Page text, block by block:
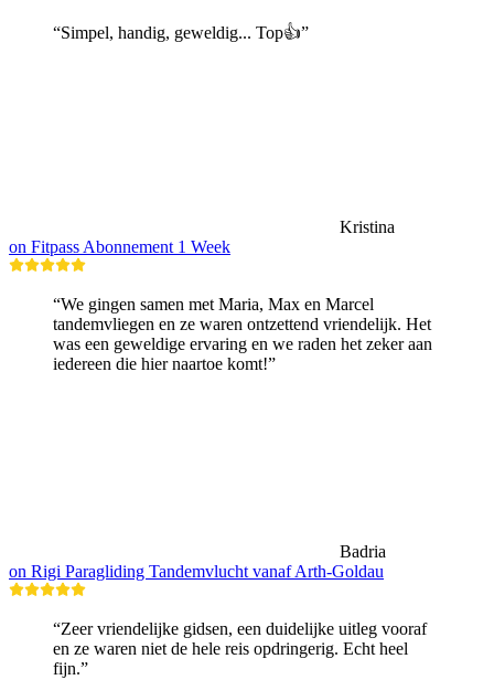
“Simpel, handig, geweldig... Top👍”
Kristina
on Fitpass Abonnement 1 Week
“We gingen samen met Maria, Max en Marcel
tandemvliegen en ze waren ontzettend vriendelijk. Het
was een geweldige ervaring en we raden het zeker aan
iedereen die hier naartoe komt!”
Badria
on Rigi Paragliding Tandemvlucht vanaf Arth-Goldau
“Zeer vriendelijke gidsen, een duidelijke uitleg vooraf
en ze waren niet de hele reis opdringerig. Echt heel
fijn.”